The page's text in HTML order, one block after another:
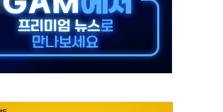
동자 숨져